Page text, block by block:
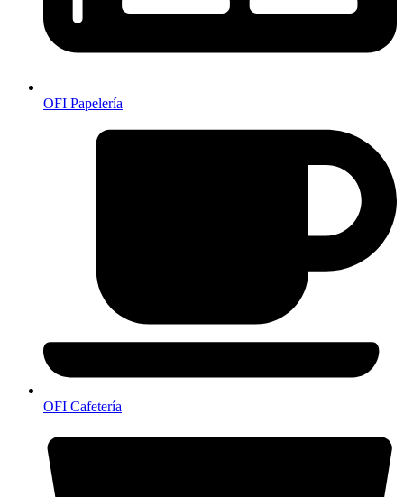
OFI Papelería
OFI Cafetería